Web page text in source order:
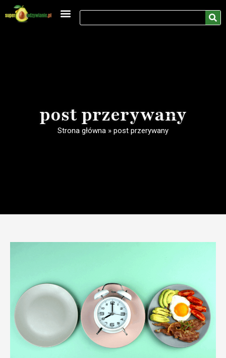
post przerywany
Strona główna » post przerywany